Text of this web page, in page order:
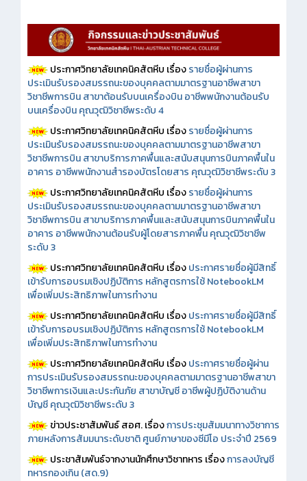
ประกาศวิทยาลัยเทคนิคสัตหีบ เรื่องรายชื่อผู้ผ่านการ
ประเมินรับรองสมรรถนะของบุคคลตามมาตรฐานอาชีพสาขา
วิชาชีพการบิน สาขาต้อนรับบนเครื่องบิน อาชีพพนักงานต้อนรับ
บนเครื่องบิน คุณวุฒิวิชาชีพระดับ 4
ประกาศวิทยาลัยเทคนิคสัตหีบ เรื่องรายชื่อผู้ผ่านการ
ประเมินรับรองสมรรถนะของบุคคลตามมาตรฐานอาชีพสาขา
วิชาชีพการบิน สาขาบริการภาคพื้นและสนับสนุนการบินภาคพื้นใน
อาคาร อาชีพพนักงานสำรองบัตรโดยสาร คุณวุฒิวิชาชีพระดับ 3
ประกาศวิทยาลัยเทคนิคสัตหีบ เรื่องรายชื่อผู้ผ่านการ
ประเมินรับรองสมรรถนะของบุคคลตามมาตรฐานอาชีพสาขา
วิชาชีพการบิน สาขาบริการภาคพื้นและสนับสนุนการบินภาคพื้นใน
อาคาร อาชีพพนักงานต้อนรับผู้โดยสารภาคพื้น คุณวุฒิวิชาชีพ
ระดับ 3
ประกาศวิทยาลัยเทคนิคสัตหีบ เรื่องประกาศรายชื่อผู้มีสิทธิ์
เข้ารับการอบรมเชิงปฏิบัติการ หลักสูตรการใช้ NotebookLM
เพื่อเพิ่มประสิทธิภาพในการทำงาน
ประกาศวิทยาลัยเทคนิคสัตหีบ เรื่องประกาศรายชื่อผู้มีสิทธิ์
เข้ารับการอบรมเชิงปฏิบัติการ หลักสูตรการใช้ NotebookLM
เพื่อเพิ่มประสิทธิภาพในการทำงาน
ประกาศวิทยาลัยเทคนิคสัตหีบ เรื่องประกาศรายชื่อผู้ผ่าน
การประเมินรับรองสมรรถนะของบุคคลตามมาตรฐานอาชีพสาขา
วิชาชีพการเงินและประกันภัย สาขาบัญชี อาชีพผู้ปฏิบัติงานด้าน
บัญชี คุณวุฒิวิชาชีพระดับ 3
ข่าวประชาสัมพันธ์ สอศ.เรื่องการประชุมสัมมนาทางวิชาการ
ภายหลังการสัมมนาระดับชาติ ศูนย์ภาษาของซีมีโอ ประจำปี 2569
ประชาสัมพันธ์จากงานนักศึกษาวิชาทหาร เรื่องการลงบัญชี
ทหารกองเกิน (สด.9)